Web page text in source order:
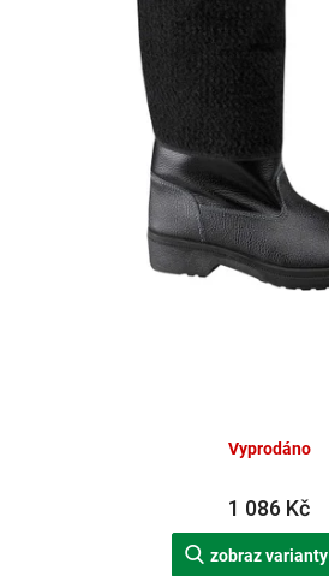
Vyprodáno
1 086 Kč
zobraz